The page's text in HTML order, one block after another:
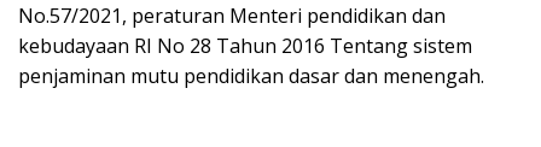
No.57/2021, peraturan Menteri pendidikan dan
kebudayaan RI No 28 Tahun 2016 Tentang sistem
penjaminan mutu pendidikan dasar dan menengah.